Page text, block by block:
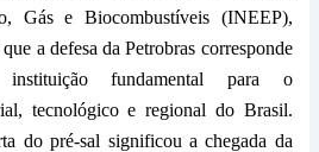
Gás e Biocombustíveis (INEEP),
a defesa da Petrobras corresponde
fundamental para o
tecnológico e regional do Brasil.
do pré-sal significou a chegada da